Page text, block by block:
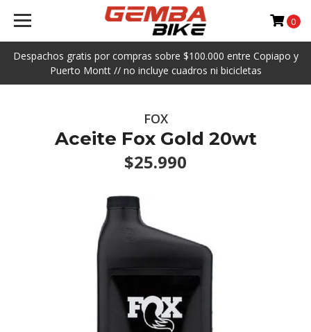
Despachos gratis por compras sobre $100.000 entre Copiapo y
Puerto Montt // no incluye cuadros ni bicicletas
0
FOX
Aceite Fox Gold 20wt
$25.990